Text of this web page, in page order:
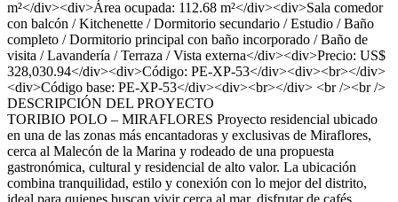
m²</div><div>Área ocupada: 112.68 m²</div><div>Sala comedor
con balcón / Kitchenette / Dormitorio secundario / Estudio / Baño
completo / Dormitorio principal con baño incorporado / Baño de
visita / Lavandería / Terraza / Vista externa</div><div>Precio: US$
328,030.94</div><div>Código: PE-XP-53</div><div><br></div>
<div>Código base: PE-XP-53</div><div><br></div> <br /><br />
DESCRIPCIÓN DEL PROYECTO
TORIBIO POLO – MIRAFLORES Proyecto residencial ubicado
en una de las zonas más encantadoras y exclusivas de Miraflores,
cerca al Malecón de la Marina y rodeado de una propuesta
gastronómica, cultural y residencial de alto valor. La ubicación
combina tranquilidad, estilo y conexión con lo mejor del distrito,
ideal para quienes buscan vivir cerca al mar, disfrutar de cafés,